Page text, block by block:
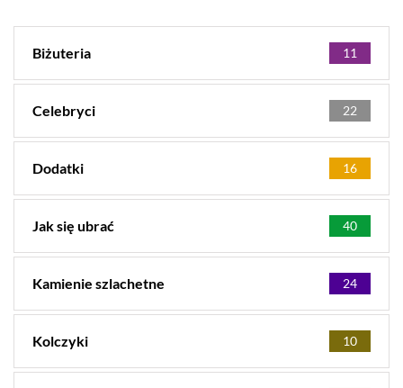
Biżuteria 11
Celebryci 22
Dodatki 16
Jak się ubrać 40
Kamienie szlachetne 24
Kolczyki 10